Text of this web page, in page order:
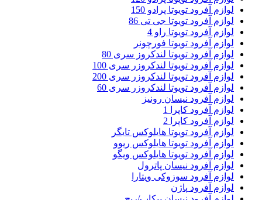
لوازم آفرود تویوتا پرادو 150
لوازم آفرود تویوتا جی تی 86
لوازم آفرود تویوتا راو 4
لوازم آفرود تویوتا فورچونر
لوازم آفرود تویوتا لندکروز سری 80
لوازم آفرود تویوتا لندکروزر سری 100
لوازم آفرود تویوتا لندکروزر سری 200
لوازم آفرود تویوتا لندکروزر سری 60
لوازم آفرود نیسان رونیز
لوازم آفرود کاپرا 1
لوازم آفرود کاپرا 2
لوازم آفرود تویوتا هایلوکس تایگر
لوازم آفرود تویوتا هایلوکس ریوو
لوازم آفرود تویوتا هایلوکس ویگو
لوازم آفرود نیسان پاترول
لوازم آفرود سوزوکی ویتارا
لوازم آفرود پاژن